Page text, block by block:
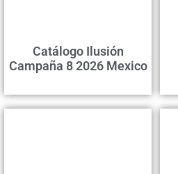
Catálogo Ilusión
Campaña 8 2026 Mexico